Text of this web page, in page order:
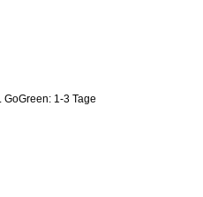
1-3 Tage